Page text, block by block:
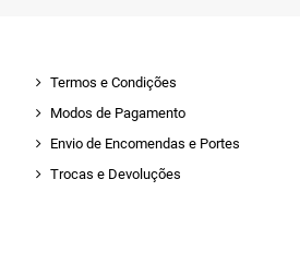
Termos e Condições
Modos de Pagamento
Envio de Encomendas e Portes
Trocas e Devoluções